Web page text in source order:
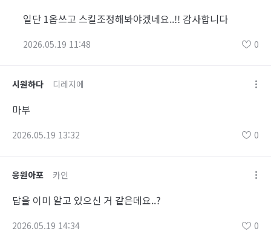
일단 1옵쓰고 스킬조정해봐야겠네요..!! 감사합니다
2026.05.19 11:48 0
시원하다 디레지에
마부
2026.05.19 13:32 0
응원아포 카인
답을 이미 알고 있으신 거 같은데요..?
2026.05.19 14:34 0